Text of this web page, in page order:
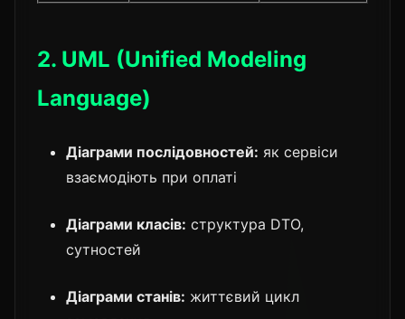
2. UML (Unified Modeling
Language)
Діаграми послідовностей: як сервіси
взаємодіють при оплаті
Діаграми класів: структура DTO,
сутностей
Діаграми станів: життєвий цикл